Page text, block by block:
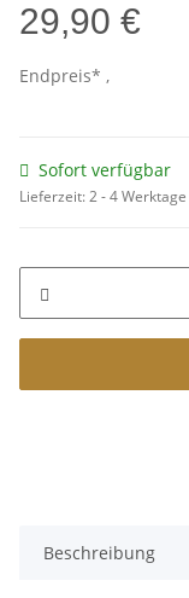
29,90 €
Endpreis* ,
Sofort verfügbar
Lieferzeit:2 - 4 Werktage
Beschreibung